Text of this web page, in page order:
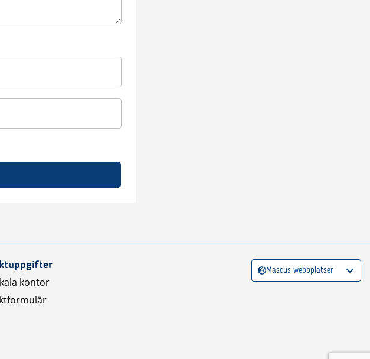
kontor
Mascus webbplatser